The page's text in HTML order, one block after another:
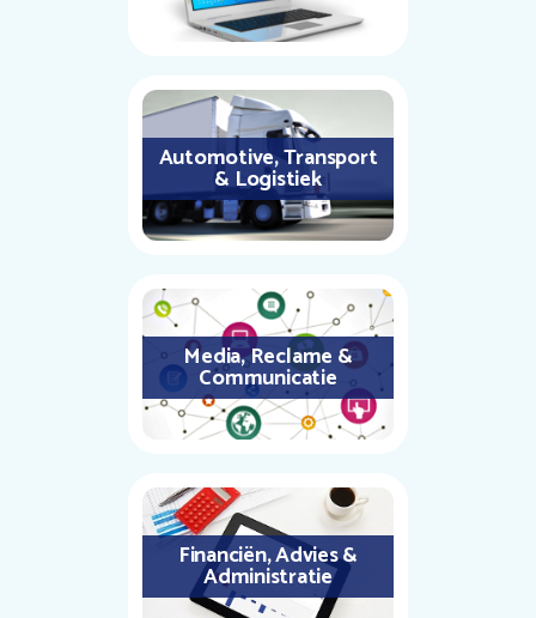
Automotive, Transport
& Logistiek
Media, Reclame &
Communicatie
Financiën, Advies &
Administratie